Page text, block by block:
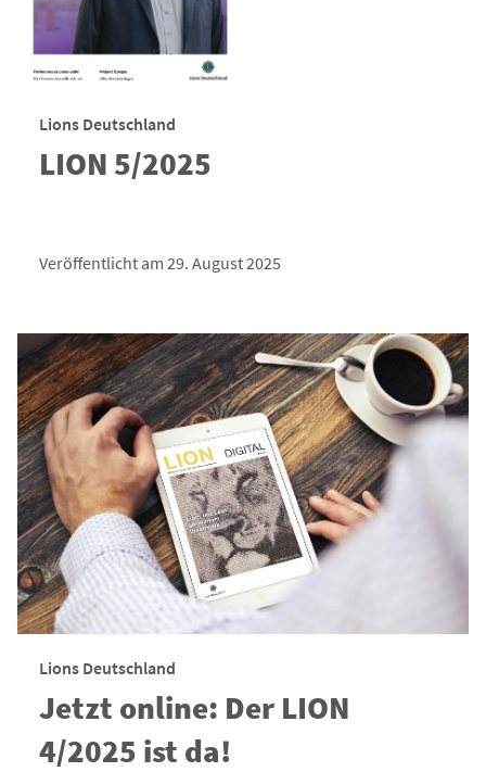
Lions Deutschland
LION 5/2025
Veröffentlicht am 29. August 2025
Lions Deutschland
Jetzt online: Der LION
4/2025 ist da!